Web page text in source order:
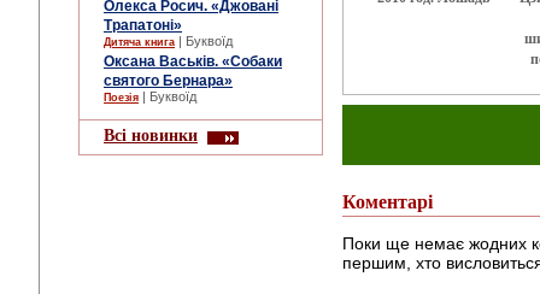
Олекса Росич. «Джовані
Трапатоні»
Дитяча книга | Буквоїд
Оксана Васьків. «Собаки
святого Бернара»
Поезія | Буквоїд
Всі новинки
Коментарі
Поки ще немає жодних
першим, хто